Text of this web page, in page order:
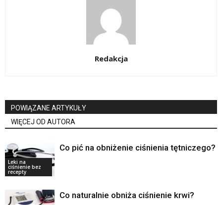
Redakcja
POWIĄZANE ARTYKUŁY
WIĘCEJ OD AUTORA
Leki na
ciśnienie bez
recepty
Co pić na obniżenie ciśnienia tętniczego?
Co naturalnie obniża ciśnienie krwi?